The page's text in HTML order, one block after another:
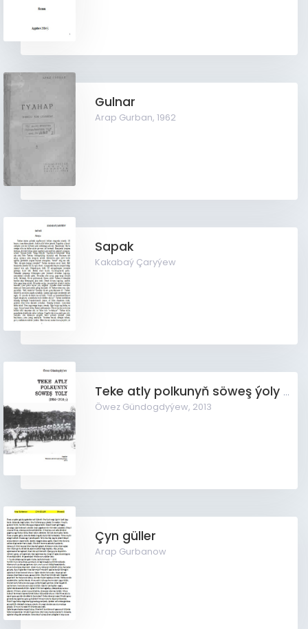
Gulnar
Arap Gurban,1962
Sapak
Kakabaý Çaryýew
Teke atly polkunyň söweş ýoly (1914-1918ý)
Öwez Gündogdyýew, 2013
Çyn güller
Arap Gurbanow